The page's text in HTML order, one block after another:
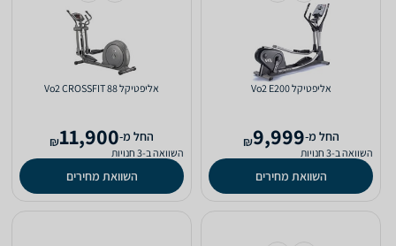
אליפטיקל Vo2 E200
‫החל מ-9,999
₪
השוואה ב-3 חנויות
השוואת מחירים
אליפטיקל Vo2 CROSSFIT 88
‫החל מ-11,900
₪
השוואה ב-3 חנויות
השוואת מחירים